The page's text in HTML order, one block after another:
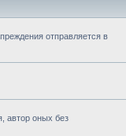
отправляется в
автор оных без